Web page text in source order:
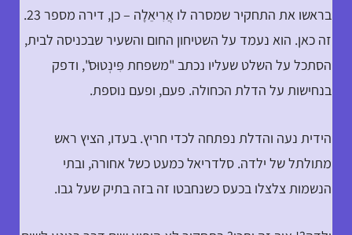
בראשו את התחקיר שמסרה לו אֲרִיאֵלָה – כן, דירה מספר 23.
זה כאן. הוא נעמד על השטיחון החום והשעיר שבכניסה לבית,
הסתכל על השלט שעליו נכתב "משפחת פִּינְטוּס", ודפק
בנחישות על הדלת הכחולה. פעם, ופעם נוספת.
הידית נעה והדלת נפתחה לכדי חריץ. בעדו, הציץ ראש
מתולתל של ילדה. סלדריאל כמעט כשל אחורה, ובתי
הנשמות צלצלו בכעס כשנחבטו זה בזה בתיק שעל גבו.